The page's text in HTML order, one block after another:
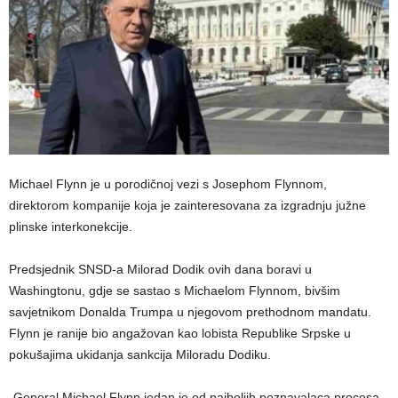
Michael Flynn je u porodičnoj vezi s Josephom Flynnom,
direktorom kompanije koja je zainteresovana za izgradnju južne
plinske interkonekcije.
Predsjednik SNSD-a Milorad Dodik ovih dana boravi u
Washingtonu, gdje se sastao s Michaelom Flynnom, bivšim
savjetnikom Donalda Trumpa u njegovom prethodnom mandatu.
Flynn je ranije bio angažovan kao lobista Republike Srpske u
pokušajima ukidanja sankcija Miloradu Dodiku.